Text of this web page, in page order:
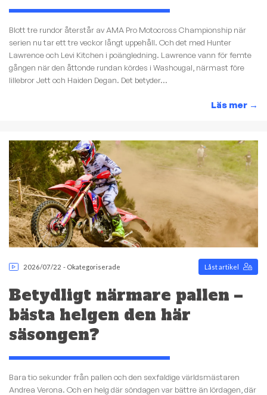
Blott tre rundor återstår av AMA Pro Motocross Championship när
serien nu tar ett tre veckor långt uppehåll. Och det med Hunter
Lawrence och Levi Kitchen i poängledning. Lawrence vann för femte
gången när den åttonde rundan kördes i Washougal, närmast före
lillebror Jett och Haiden Degan. Det betyder...
Läs mer →
2026/07/22 - Okategoriserade Låst artikel
Betydligt närmare pallen –
bästa helgen den här
säsongen?
Bara tio sekunder från pallen och den sexfaldige världsmästaren
Andrea Verona. Och en helg där söndagen var bättre än lördagen, där